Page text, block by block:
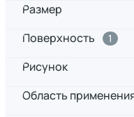
Размер
Поверхность
1
Рисунок
Область